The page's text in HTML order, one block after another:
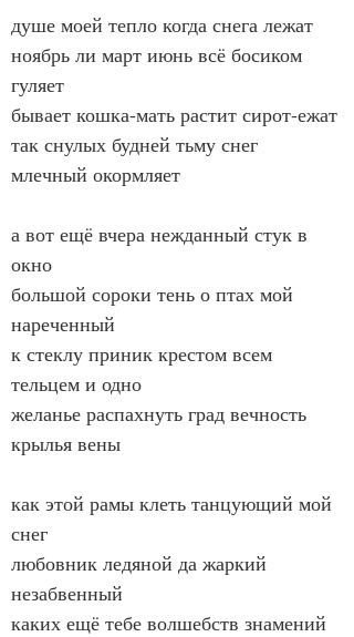
душе моей тепло когда снега лежат
ноябрь ли март июнь всё босиком
гуляет
бывает кошка-мать растит сирот-ежат
так снулых будней тьму снег
млечный окормляет
а вот ещё вчера нежданный стук в
окно
большой сороки тень о птах мой
нареченный
к стеклу приник крестом всем
тельцем и одно
желанье распахнуть град вечность
крылья вены
как этой рамы клеть танцующий мой
снег
любовник ледяной да жаркий
незабвенный
каких ещё тебе волшебств знамений